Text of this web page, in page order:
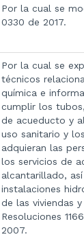
Por la cual se
0330 de 2017.
Por la cual se
técnicos
química e
cumplir los
de acueducto y
uso sanitario y
adquieran las
los servicios de
alcantarillado,
instalaciones
de las viviendas
Resoluciones
2007.